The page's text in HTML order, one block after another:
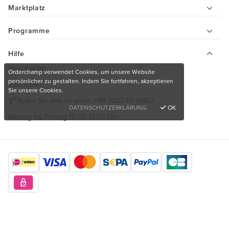
Marktplatz
Programme
Hilfe
Help-Center
Kontakt
Orderchamp verwendet Cookies, um unsere Website
persönlicher zu gestalten. Indem Sie fortfahren, akzeptieren
Sie unsere Cookies.
DATENSCHUTZERKLÄRUNG
OK